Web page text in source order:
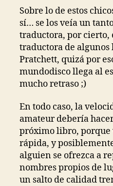
Sobre lo de estos
sí… se los veía un
traductora, por cierto,
traductora de
Pratchett, quizá por
mundodisco llega al
mucho retraso ;)
En todo caso, la
amateur debería
próximo libro, porque
rápida, y
alguien se ofrezca a
nombres propios de
un salto de calidad